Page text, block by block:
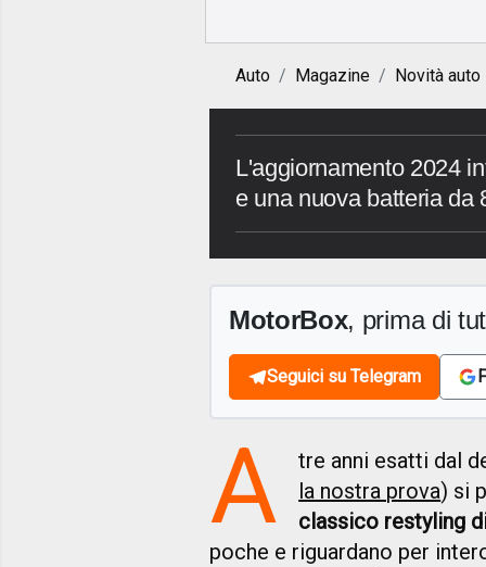
Auto Magazine Novità auto
L'aggiornamento 2024
e una nuova batteria da
MotorBox, prima di
Seguici su Telegram
A
tre anni esatti dal
la nostra prova) si
classico restyling
poche e riguardano per